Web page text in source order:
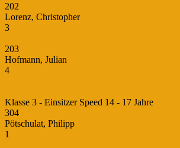
202
Lorenz, Christopher
3
203
Hofmann, Julian
4
Klasse 3 - Einsitzer Speed 14 - 17 Jahre
304
Pötschulat, Philipp
1